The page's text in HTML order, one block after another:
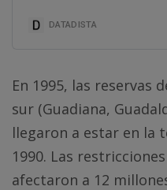
subterráneo de canales,
DATADISTA
En 1995, las reservas
sur (Guadiana,
llegaron a estar en la
1990. Las
afectaron a 12